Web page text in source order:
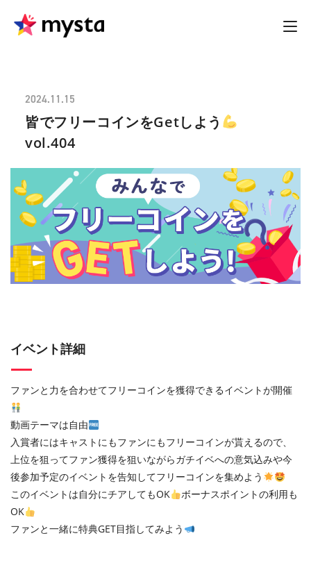
2024.11.15
皆でフリーコインをGetしよう
vol.404
イベント詳細
ファンと力を合わせてフリーコインを獲得できるイベントが開催
動画テーマは自由
入賞者にはキャストにもファンにもフリーコインが貰えるので、
上位を狙ってファン獲得を狙いながらガチイベへの意気込みや今
後参加予定のイベントを告知してフリーコインを集めよう
このイベントは自分にチアしてもOK
ボーナスポイントの利用も
OK
ファンと一緒に特典GET目指してみよう